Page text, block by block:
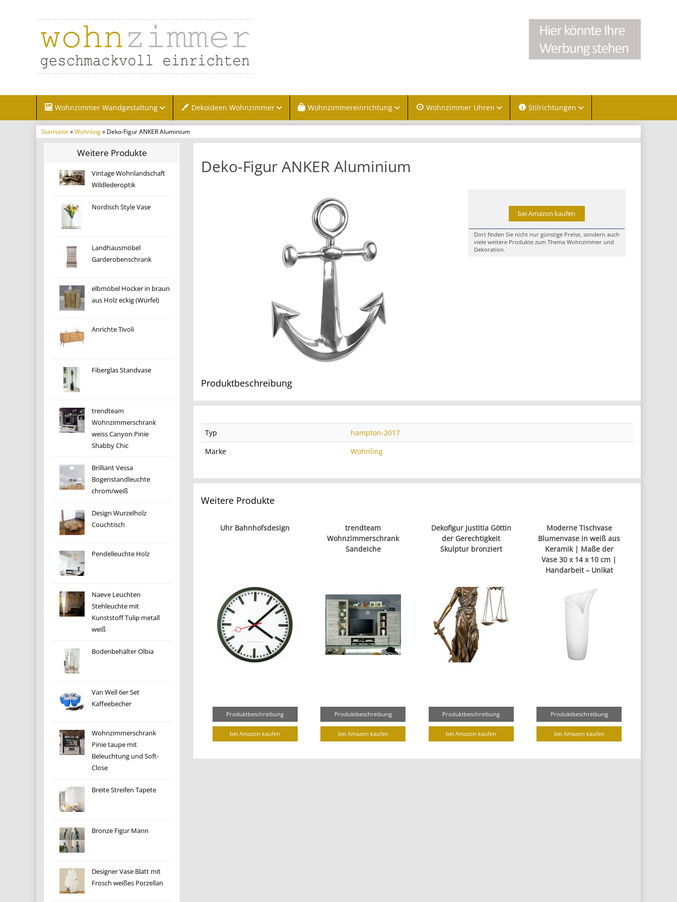
Wohnzimmer Wandgestaltung Dekoideen Wohnzimmer Wohnzimmereinrichtung Wohnzimmer Uhren Stilrichtungen
Startseite»Wohnling» Deko-Figur ANKER Aluminium
Weitere Produkte
Vintage Wohnlandschaft
Wildlederoptik
Nordisch Style Vase
Landhausmöbel
Garderobenschrank
elbmöbel Hocker in braun
aus Holz eckig (Würfel)
Anrichte Tivoli
Fiberglas Standvase
trendteam
Wohnzimmerschrank
weiss Canyon Pinie
Shabby Chic
Brilliant Vessa
Bogenstandleuchte
chrom/weiß
Design Wurzelholz
Couchtisch
Pendelleuchte Holz
Naeve Leuchten
Stehleuchte mit
Kunststoff Tulip metall
weiß
Bodenbehälter Olbia
Van Well 6er Set
Kaffeebecher
Wohnzimmerschrank
Pinie taupe mit
Beleuchtung und Soft-
Close
Breite Streifen Tapete
Bronze Figur Mann
Designer Vase Blatt mit
Frosch weißes Porzellan
Deko-Figur ANKER Aluminium
bei Amazon kaufen
Dort finden Sie nicht nur günstige Preise, sondern auch
viele weitere Produkte zum Thema Wohnzimmer und
Dekoration.
Produktbeschreibung
Typ
hampton-2017
Marke
Wohnling
Weitere Produkte
Uhr Bahnhofsdesign
Produktbeschreibung
bei Amazon kaufen
trendteam
Wohnzimmerschrank
Sandeiche
Produktbeschreibung
bei Amazon kaufen
Dekofigur Justitia Göttin
der Gerechtigkeit
Skulptur bronziert
Produktbeschreibung
bei Amazon kaufen
Moderne Tischvase
Blumenvase in weiß aus
Keramik | Maße der
Vase 30 x 14 x 10 cm |
Handarbeit – Unikat
Produktbeschreibung
bei Amazon kaufen